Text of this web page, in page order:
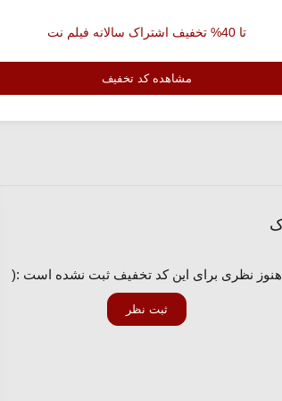
تا 40% تخفیف اشتراک سالانه فیلم نت
مشاهده کد تخفیف
هنوز نظری برای این کد تخفیف ثبت نشده است :(
ثبت نظر